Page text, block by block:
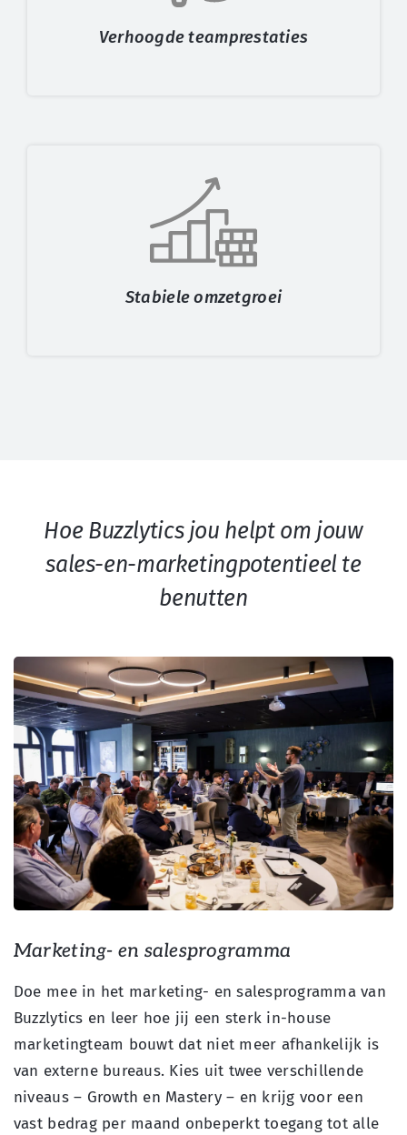
Verhoogde teamprestaties
Stabiele omzetgroei
Hoe Buzzlytics jou helpt om jouw
sales-en-marketingpotentieel te
benutten
Marketing- en salesprogramma
Doe mee in het marketing- en salesprogramma van
Buzzlytics en leer hoe jij een sterk in-house
marketingteam bouwt dat niet meer afhankelijk is
van externe bureaus. Kies uit twee verschillende
niveaus – Growth en Mastery– en krijg voor een
vast bedrag per maand onbeperkt toegang tot alle